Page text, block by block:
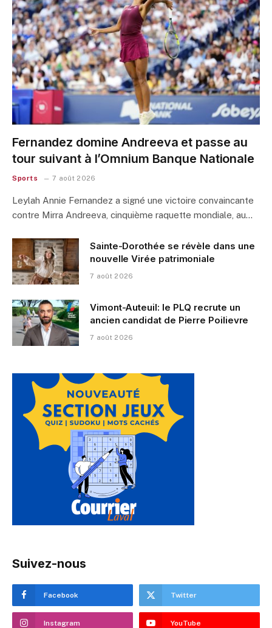
Fernandez domine Andreeva et passe au
tour suivant à l’Omnium Banque Nationale
Sports 7 août 2026
Leylah Annie Fernandez a signé une victoire convaincante
contre Mirra Andreeva, cinquième raquette mondiale, au…
Sainte-Dorothée se révèle dans une
nouvelle Virée patrimoniale
7 août 2026
Vimont-Auteuil: le PLQ recrute un
ancien candidat de Pierre Poilievre
7 août 2026
Suivez-nous
Facebook Twitter
Instagram YouTube